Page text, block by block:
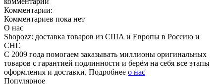
Комментарии:
Комментариев пока нет
О нас
Shopozz: доставка товаров из США и Европы в Россию и
СНГ.
С 2009 года помогаем заказывать миллионы оригинальных
товаров с гарантией подлинности и берём на себя все этапы
оформления и доставки. Подробнее о нас
Популярное